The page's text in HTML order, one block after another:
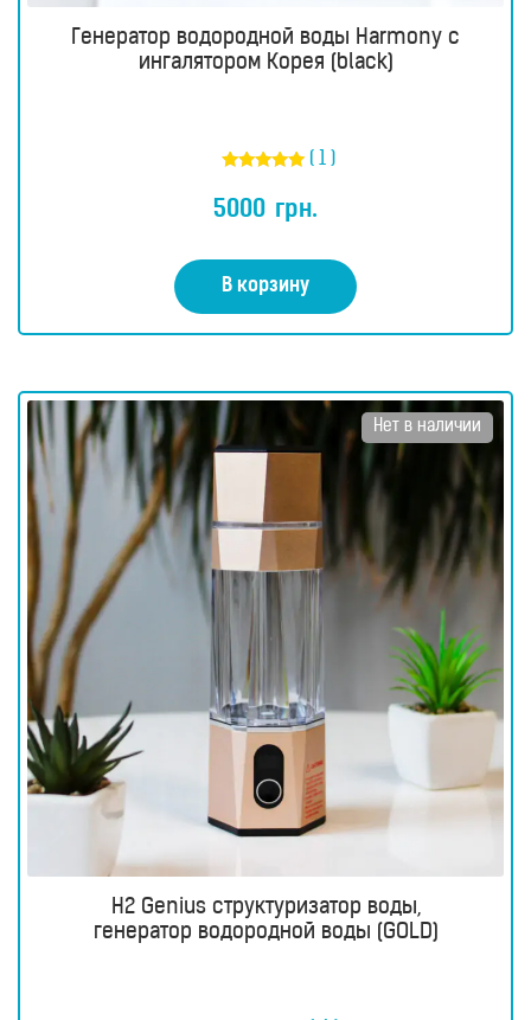
Генератор водородной воды Harmony с
ингалятором Корея (black)
5.00
из 5
( 1 )
5000 грн.
В корзину
Нет в наличии
H2 Genius структуризатор воды,
генератор водородной воды (GOLD)